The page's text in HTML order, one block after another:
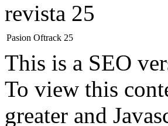
revista 25
Pasion Oftrack 25
This is a SEO
To view this
greater and